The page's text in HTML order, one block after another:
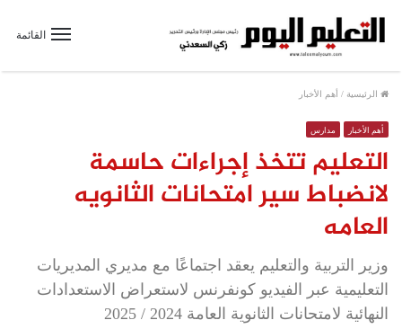
القائمة
الرئيسية / أهم الأخبار
أهم الأخبار مدارس
التعليم تتخذ إجراءات حاسمة
لانضباط سير امتحانات الثانويه
العامه
وزير التربية والتعليم يعقد اجتماعًا مع مديري المديريات
التعليمية عبر الفيديو كونفرنس لاستعراض الاستعدادات
النهائية لامتحانات الثانوية العامة 2024 / 2025